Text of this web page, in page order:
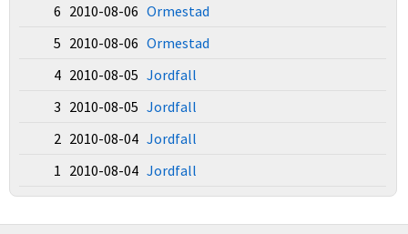
6 2010-08-06 Ormestad
5 2010-08-06 Ormestad
4 2010-08-05 Jordfall
3 2010-08-05 Jordfall
2 2010-08-04 Jordfall
1 2010-08-04 Jordfall